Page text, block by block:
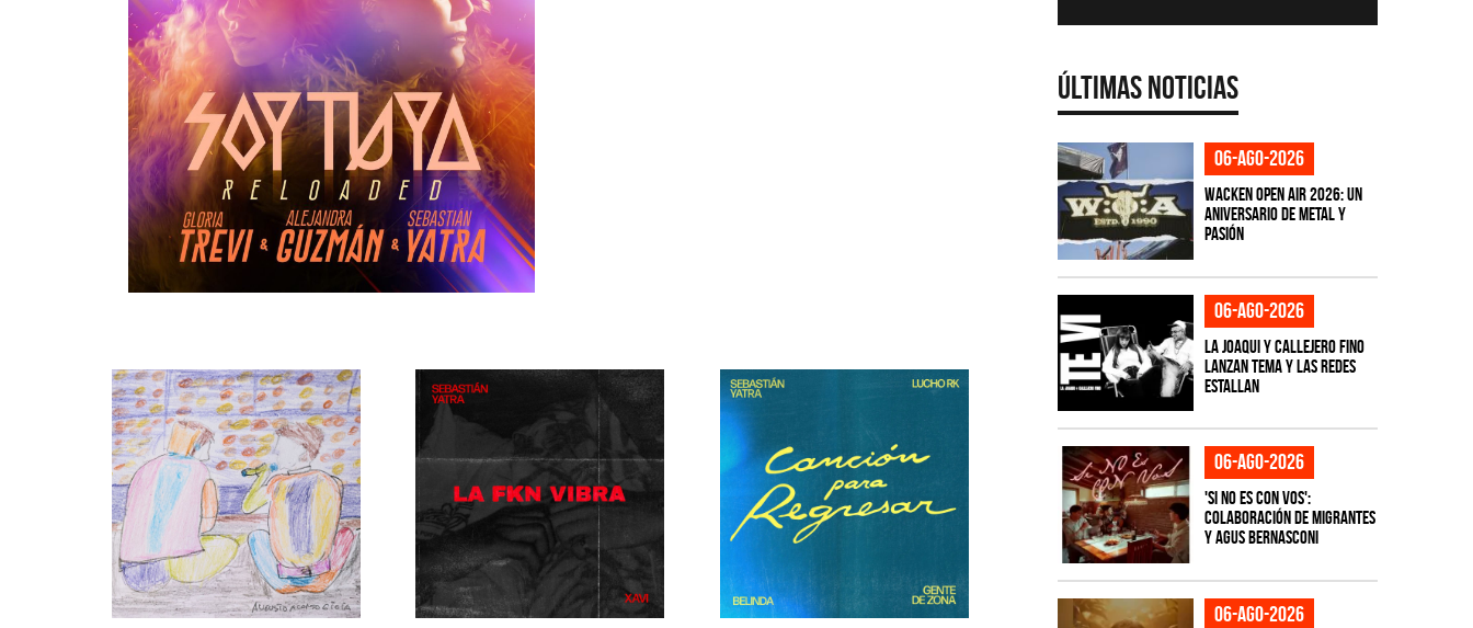
Últimas Noticias
06-ago-2026
Wacken Open Air 2026: Un
aniversario de metal y
pasión
06-ago-2026
La Joaqui y Callejero Fino
lanzan tema y las redes
estallan
06-ago-2026
'Si No Es Con Vos':
colaboración de Migrantes
y Agus Bernasconi
06-ago-2026